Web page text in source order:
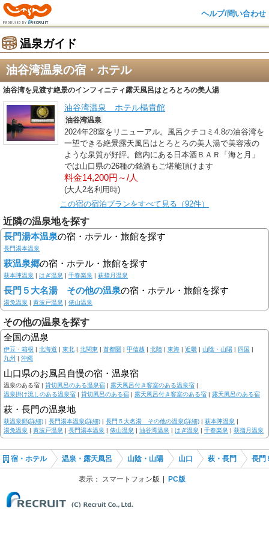
ヘルプ/問い合わせ
温泉ガイド
油谷湾温泉の宿・ホテル
油谷湾を見渡す絶景のインフィニティ露天風呂はとろとろの美人湯
油谷湾温泉 ホテル楊貴館
油谷湾温泉
2024年28室をリニューアル。風呂クチコミ4.8の油谷湾を
一望できる絶景露天風呂はとろとろの美人湯で美容液の
ような泉質が好評。館内にある日本酒ＢＡＲ「海と月」
では山口県の26種の銘酒もご堪能頂けます
料金14,200円～/人
(大人2名利用時)
この宿の宿泊プランをすべて見る（92件）
近隣の温泉地を探す
長門湯本温泉の宿・ホテル・旅館を探す
長門湯本温泉
萩温泉郷の宿・ホテル・旅館を探す
萩本陣温泉 | はぎ温泉 | 千春楽泉 | 萩指月温泉
長門５大名湯 その他の温泉の宿・ホテル・旅館を探す
湯免温泉 | 黄波戸温泉 | 俵山温泉
その他の温泉を探す
全国の温泉
伊豆・箱根 | 北海道 | 東北 | 北関東 | 首都圏 | 甲信越 | 北陸 | 東海 | 近畿 | 山陰・山陽 | 四国 |
九州 | 沖縄
山口県のお風呂自慢の宿・温泉宿
温泉のある宿 | 貸切風呂のある温泉宿 | 露天風呂付き客室のある温泉宿 |
温泉掛け流しのある温泉宿 | 貸切風呂のある宿 | 露天風呂付き客室のある宿 | 露天風呂のある宿
萩・長門の温泉地
萩温泉郷(詳細) | 長門湯本温泉(詳細) | 長門５大名湯 その他の温泉(詳細) | 萩本陣温泉 |
湯免温泉 | 黄波戸温泉 | 長門湯本温泉 | 俵山温泉 | 油谷湾温泉 | はぎ温泉 | 千春楽泉 | 萩指月温泉
宿・ホテル 温泉・露天風呂 山陰・山陽 山口 萩・長門 長門
表示： スマートフォン版 PC版